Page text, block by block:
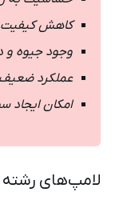
کاهش کیفیت
وجود جیوه و
عملکرد
امکان
لامپ‌های